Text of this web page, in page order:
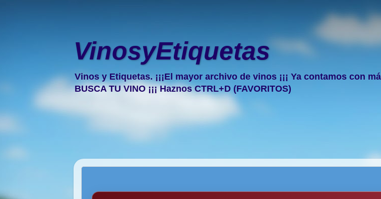
VinosyEtiquetas
Vinos y Etiquetas. ¡¡¡El mayor archivo de vinos ¡¡¡ Ya contamos con
BUSCA TU VINO ¡¡¡ Haznos CTRL+D (FAVORITOS)